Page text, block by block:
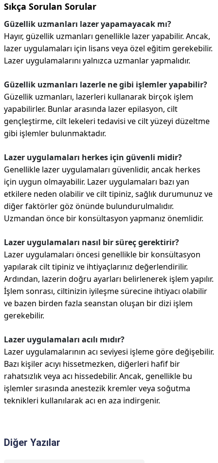
Sıkça Sorulan Sorular
Güzellik uzmanları lazer yapamayacak mı?
Hayır, güzellik uzmanları genellikle lazer yapabilir. Ancak,
lazer uygulamaları için lisans veya özel eğitim gerekebilir.
Lazer uygulamalarını yalnızca uzmanlar yapmalıdır.
Güzellik uzmanları lazerle ne gibi işlemler yapabilir?
Güzellik uzmanları, lazerleri kullanarak birçok işlem
yapabilirler. Bunlar arasında lazer epilasyon, cilt
gençleştirme, cilt lekeleri tedavisi ve cilt yüzeyi düzeltme
gibi işlemler bulunmaktadır.
Lazer uygulamaları herkes için güvenli midir?
Genellikle lazer uygulamaları güvenlidir, ancak herkes
için uygun olmayabilir. Lazer uygulamaları bazı yan
etkilere neden olabilir ve cilt tipiniz, sağlık durumunuz ve
diğer faktörler göz önünde bulundurulmalıdır.
Uzmandan önce bir konsültasyon yapmanız önemlidir.
Lazer uygulamaları nasıl bir süreç gerektirir?
Lazer uygulamaları öncesi genellikle bir konsültasyon
yapılarak cilt tipiniz ve ihtiyaçlarınız değerlendirilir.
Ardından, lazerin doğru ayarları belirlenerek işlem yapılır.
İşlem sonrası, ciltinizin iyileşme sürecine ihtiyacı olabilir
ve bazen birden fazla seanstan oluşan bir dizi işlem
gerekebilir.
Lazer uygulamaları acılı mıdır?
Lazer uygulamalarının acı seviyesi işleme göre değişebilir.
Bazı kişiler acıyı hissetmezken, diğerleri hafif bir
rahatsızlık veya acı hissedebilir. Ancak, genellikle bu
işlemler sırasında anestezik kremler veya soğutma
teknikleri kullanılarak acı en aza indirgenir.
Diğer Yazılar